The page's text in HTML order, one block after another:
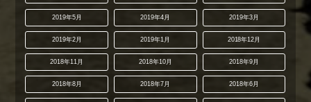
2019年5月 2019年4月 2019年3月
2019年2月 2019年1月 2018年12月
2018年11月 2018年10月 2018年9月
2018年8月 2018年7月 2018年6月